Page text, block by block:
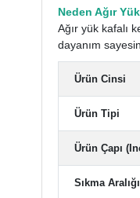
Neden Ağır
Ağır yük kafalı
dayanım
Ürün Cinsi
Ürün Tipi
Ürün Çapı
Sıkma